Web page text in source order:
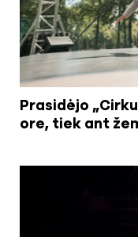
Prasidėjo
ore, tiek ant